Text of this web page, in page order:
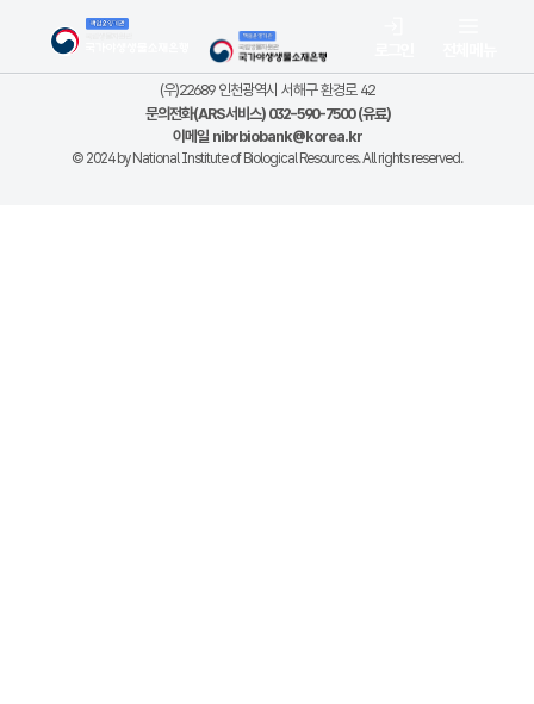
(우)22689 인천광역시 서해구 환경로 42
문의전화(ARS서비스) 032-590-7500 (유료)
이메일 nibrbiobank@korea.kr
© 2024 by National Institute of Biological Resources. All rights reserved.